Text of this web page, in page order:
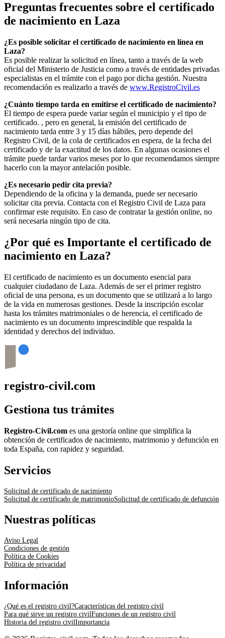
Preguntas frecuentes sobre el certificado
de nacimiento en Laza
¿Es posible solicitar el certificado de nacimiento en línea en
Laza?
Es posible realizar la solicitud en línea, tanto a través de la web
oficial del Ministerio de Justicia como a través de entidades privadas
especialistas en el trámite con el pago por dicha gestión. Nuestra
recomendación es realizarlo a través de www.RegistroCivil.es
¿Cuánto tiempo tarda en emitirse el certificado de nacimiento?
El tiempo de espera puede variar según el municipio y el tipo de
certificado. , pero en general, la emisión del certificado de
nacimiento tarda entre 3 y 15 días hábiles, pero depende del
Registro Civil, de la cola de certificados en espera, de la fecha del
certificado y de la exactitud de los datos. En algunas ocasiones el
trámite puede tardar varios meses por lo que recomendamos siempre
hacerlo con la mayor antelación posible.
¿Es necesario pedir cita previa?
Dependiendo de la oficina y la demanda, puede ser necesario
solicitar cita previa. Contacta con el Registro Civil de Laza para
confirmar este requisito. En caso de contratar la gestión online, no
será necesaria ningún tipo de cita.
¿Por qué es Importante el certificado de
nacimiento en Laza?
El certificado de nacimiento es un documento esencial para
cualquier ciudadano de Laza. Además de ser el primer registro
oficial de una persona, es un documento que se utilizará a lo largo
de la vida en numerosas gestiones. Desde la inscripción escolar
hasta los trámites matrimoniales o de herencia, el certificado de
nacimiento es un documento imprescindible que respalda la
identidad y derechos del individuo.
registro-civil.com
Gestiona tus trámites
Registro-Civil.com es una gestoría online que simplifica la
obtención de certificados de nacimiento, matrimonio y defunción en
toda España, con rapidez y seguridad.
Servicios
Solicitud de certificado de nacimiento
Solicitud de certificado de matrimonioSolicitud de certificado de defunción
Nuestras políticas
Aviso Legal
Condiciones de gestión
Política de Cookies
Política de privacidad
Información
¿Qué es el registro civil?Características del registro civil
Para qué sirve un registro civilFunciones de un registro civil
Historia del registro civilImportancia